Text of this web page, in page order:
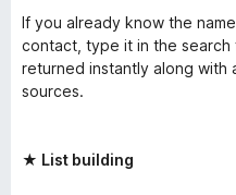
If you already know the
contact, type it in the search
returned instantly along with
sources.
★ List building